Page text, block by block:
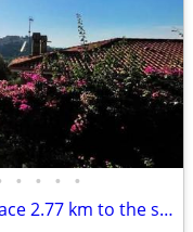
• • • •
Seaview villa with garden and terrace 2.77 km to the sea in Belvedere